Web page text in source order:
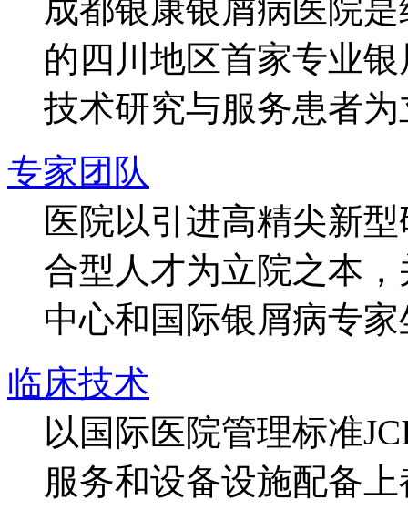
成都银康银屑病医院
的四川地区首家专业
技术研究与服务患者
专家团队
医院以引进高精尖新
合型人才为立院之本
中心和国际银屑病专
临床技术
以国际医院管理标准
服务和设备设施配备